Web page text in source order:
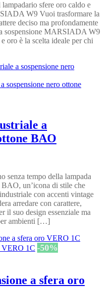
sfere oro caldo e
W9 Vuoi trasformare la
deciso ma profondamente
sospensione MARSIADA W9
oro è la scelta ideale per chi
a
BAO
senza tempo della lampada
un’icona di stile che
con accenti vintage
arredare con carattere,
il suo design essenziale ma
ambienti […]
-50%
a sfera oro